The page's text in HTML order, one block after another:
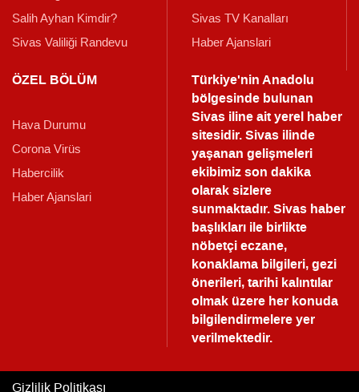
Salih Ayhan Kimdir?
Sivas Valiliği Randevu
Sivas TV Kanalları
Haber Ajanslari
ÖZEL BÖLÜM
Hava Durumu
Corona Virüs
Habercilik
Haber Ajanslari
Türkiye'nin Anadolu
bölgesinde bulunan
Sivas iline ait yerel haber
sitesidir. Sivas ilinde
yaşanan gelişmeleri
ekibimiz son dakika
olarak sizlere
sunmaktadır.Sivas haber
başlıkları ile birlikte
nöbetçi eczane,
konaklama bilgileri, gezi
önerileri, tarihi kalıntılar
olmak üzere her konuda
bilgilendirmelere yer
verilmektedir.
Gizlilik Politikası